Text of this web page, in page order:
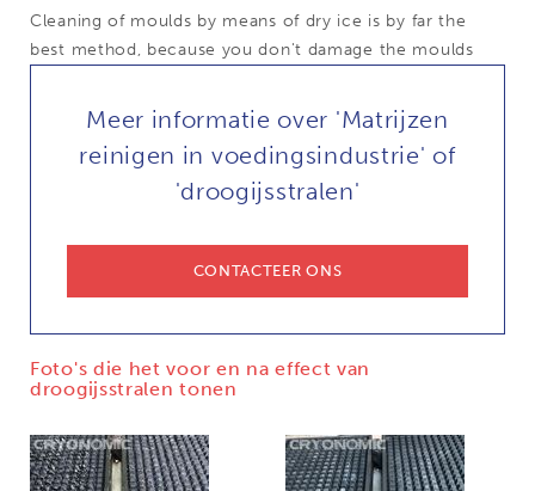
Cleaning of moulds by means of dry ice is by far the
best method, because you don't damage the moulds
Meer informatie over 'Matrijzen
reinigen in voedingsindustrie' of
'droogijsstralen'
CONTACTEER ONS
Foto's die het voor en na effect van
droogijsstralen tonen